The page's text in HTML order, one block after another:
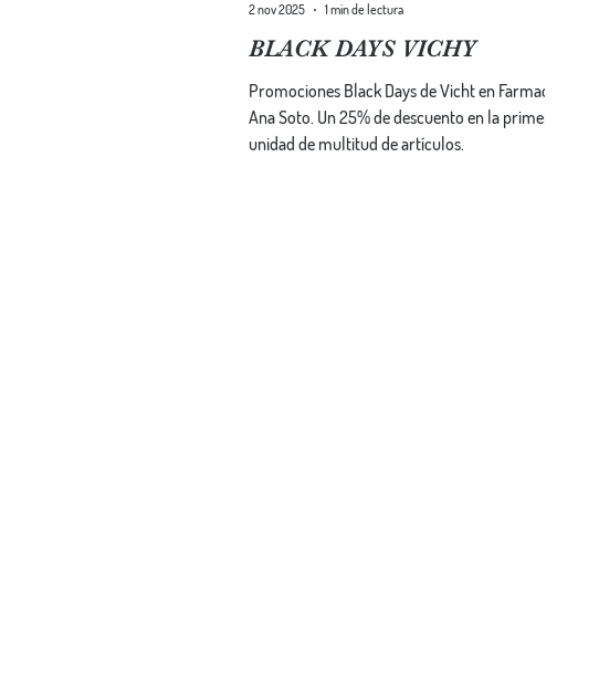
BLACK DAYS VICHY
Promociones Black Days de Vicht en Farmacia
Ana Soto. Un 25% de descuento en la primera
unidad de multitud de artículos.
2 nov 2025
1 min de lectura